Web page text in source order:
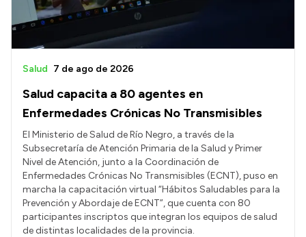
Salud capacita a 80 agentes en
Enfermedades Crónicas No Transmisibles
Salud 7 de ago de 2026
El Ministerio de Salud de Río Negro, a través de la
Subsecretaría de Atención Primaria de la Salud y Primer
Nivel de Atención, junto a la Coordinación de
Enfermedades Crónicas No Transmisibles (ECNT), puso en
marcha la capacitación virtual “Hábitos Saludables para la
Prevención y Abordaje de ECNT”, que cuenta con 80
participantes inscriptos que integran los equipos de salud
de distintas localidades de la provincia.